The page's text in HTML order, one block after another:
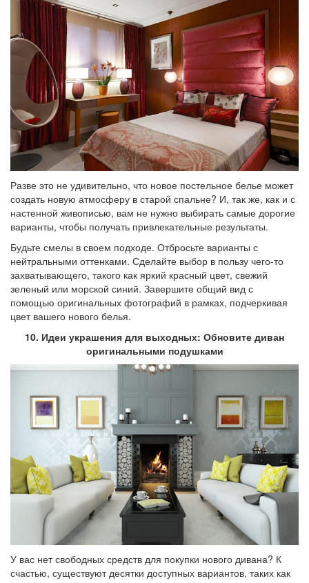
Разве это не удивительно, что новое постельное белье может
создать новую атмосферу в старой спальне? И, так же, как и с
настенной живописью, вам не нужно выбирать самые дорогие
варианты, чтобы получать привлекательные результаты.
Будьте смелы в своем подходе. Отбросьте варианты с
нейтральными оттенками. Сделайте выбор в пользу чего-то
захватывающего, такого как яркий красный цвет, свежий
зеленый или морской синий. Завершите общий вид с
помощью оригинальных фотографий в рамках, подчеркивая
цвет вашего нового белья.
10. Идеи украшения для выходных: Обновите диван
оригинальными подушками
У вас нет свободных средств для покупки нового дивана? К
счастью, существуют десятки доступных вариантов, таких как